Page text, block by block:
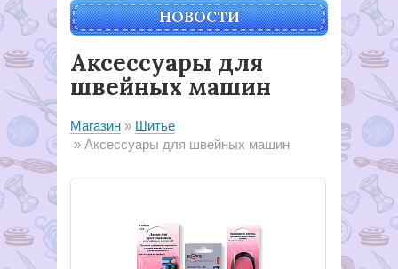
НОВОСТИ
Аксессуары для
швейных машин
Магазин
Шитье
Аксессуары для швейных машин